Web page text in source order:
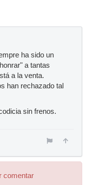
ha sido un
a tantas
a la venta.
han rechazado tal
sin frenos.
comentar